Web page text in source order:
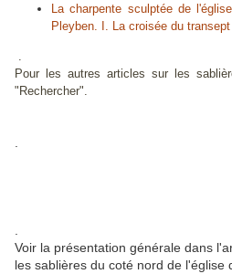
La charpente sculptée de
Pleyben. I. La croisée du
.
Pour les autres articles sur les
"Rechercher".
Voir la présentation générale dans
les sablières du coté nord de l'église